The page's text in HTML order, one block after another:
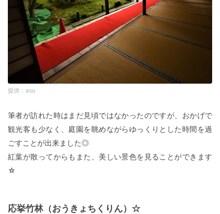
asu
筆者が訪れた時はまだ見頃ではなかったのですが、おかげで
観光客も少なく、庭園を眺めながらゆっくりとした時間を過
ごすことが出来ました◎
紅葉が散ってからもまた、美しい景色を見ることができます
☆
応挙竹林（おうきょちくりん）☆